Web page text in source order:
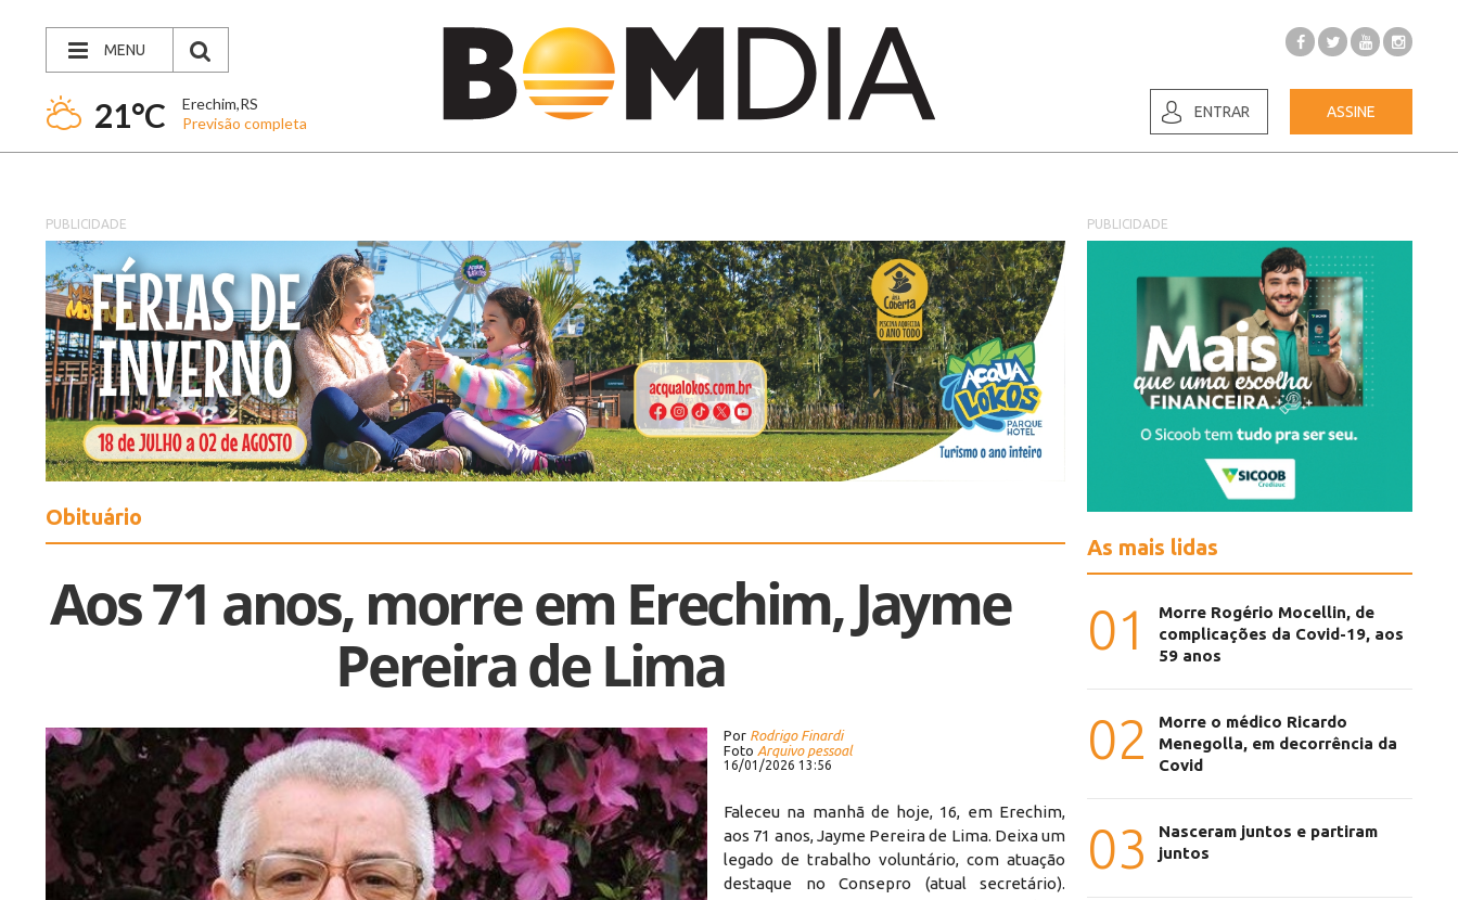
MENU
21°C
Erechim,RS
Previsão completa
ENTRAR ASSINE
PUBLICIDADE
Obituário
Aos 71 anos, morre em Erechim, Jayme
Pereira de Lima
Por Rodrigo Finardi
Foto Arquivo pessoal
16/01/2026 13:56
Faleceu na manhã de hoje, 16, em Erechim,
aos 71 anos, Jayme Pereira de Lima. Deixa um
legado de trabalho voluntário, com atuação
destaque no Consepro (atual secretário).
PUBLICIDADE
As mais lidas
01
Morre Rogério Mocellin, de
complicações da Covid-19, aos
59 anos
02
Morre o médico Ricardo
Menegolla, em decorrência da
Covid
03
Nasceram juntos e partiram
juntos